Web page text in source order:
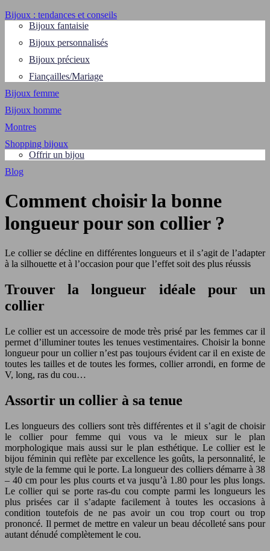
Bijoux : tendances et conseils
Bijoux fantaisie
Bijoux personnalisés
Bijoux précieux
Fiançailles/Mariage
Bijoux femme
Bijoux homme
Montres
Shopping bijoux
Offrir un bijou
Blog
Comment choisir la bonne
longueur pour son collier ?
Le collier se décline en différentes longueurs et il s’agit de l’adapter
à la silhouette et à l’occasion pour que l’effet soit des plus réussis
Trouver la longueur idéale pour un
collier
Le collier est un accessoire de mode très prisé par les femmes car il
permet d’illuminer toutes les tenues vestimentaires. Choisir la bonne
longueur pour un collier n’est pas toujours évident car il en existe de
toutes les tailles et de toutes les formes, collier arrondi, en forme de
V, long, ras du cou…
Assortir un collier à sa tenue
Les longueurs des colliers sont très différentes et il s’agit de choisir
le collier pour femme qui vous va le mieux sur le plan
morphologique mais aussi sur le plan esthétique. Le collier est le
bijou féminin qui reflète par excellence les goûts, la personnalité, le
style de la femme qui le porte. La longueur des colliers démarre à 38
– 40 cm pour les plus courts et va jusqu’à 1.80 pour les plus longs.
Le collier qui se porte ras-du cou compte parmi les longueurs les
plus prisées car il s’adapte facilement à toutes les occasions à
condition toutefois de ne pas avoir un cou trop court ou trop
prononcé. Il permet de mettre en valeur un beau décolleté sans pour
autant dénudé complètement le cou.